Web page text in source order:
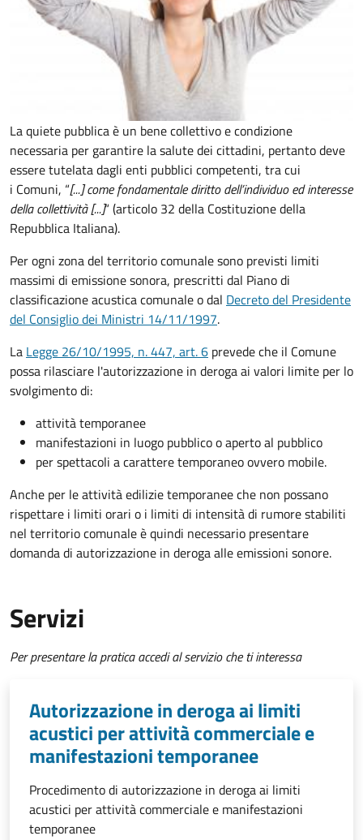
La quiete pubblica è un bene collettivo e condizione
necessaria per garantire la salute dei cittadini, pertanto deve
essere tutelata dagli enti pubblici competenti, tra cui
i Comuni, “[...] come fondamentale diritto dell’individuo ed interesse
della collettività [...]“ (articolo 32 della Costituzione della
Repubblica Italiana).
Per ogni zona del territorio comunale sono previsti limiti
massimi di emissione sonora, prescritti dal Piano di
classificazione acustica comunale o dal Decreto del Presidente
del Consiglio dei Ministri 14/11/1997.
La Legge 26/10/1995, n. 447, art. 6 prevede che il Comune
possa rilasciare l'autorizzazione in deroga ai valori limite per lo
svolgimento di:
attività temporanee
manifestazioni in luogo pubblico o aperto al pubblico
per spettacoli a carattere temporaneo ovvero mobile.
Anche per le attività edilizie temporanee che non possano
rispettare i limiti orari o i limiti di intensità di rumore stabiliti
nel territorio comunale è quindi necessario presentare
domanda di autorizzazione in deroga alle emissioni sonore.
Servizi
Per presentare la pratica accedi al servizio che ti interessa
Autorizzazione in deroga ai limiti
acustici per attività commerciale e
manifestazioni temporanee
Procedimento di autorizzazione in deroga ai limiti
acustici per attività commerciale e manifestazioni
temporanee